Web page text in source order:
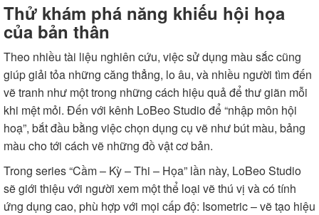
Thử khám phá năng khiếu hội họa
của bản thân
Theo nhiều tài liệu nghiên cứu, việc sử dụng màu sắc cũng
giúp giải tỏa những căng thẳng, lo âu, và nhiều người tìm đến
vẽ tranh như một trong những cách hiệu quả để thư giãn mỗi
khi mệt mỏi. Đến với kênh LoBeo Studio để “nhập môn hội
hoạ”, bắt đầu bằng việc chọn dụng cụ vẽ như bút màu, bảng
màu cho tới cách vẽ những đồ vật cơ bản.
Trong series “Cầm – Kỳ – Thi – Họa” lần này, LoBeo Studio
sẽ giới thiệu với người xem một thể loại vẽ thú vị và có tính
ứng dụng cao, phù hợp với mọi cấp độ: Isometric – vẽ tạo hiệu